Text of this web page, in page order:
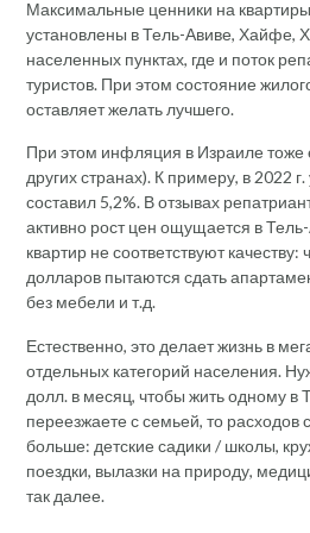
Максимальные ценники на
установлены в Тель-Авиве, Хайфе,
населенных пунктах, где и поток
туристов. При этом состояние
оставляет желать лучшего.
При этом инфляция в Израиле тоже
других странах). К примеру, в 2022
составил 5,2%. В отзывах
активно рост цен ощущается в
квартир не соответствуют качеству:
долларов пытаются сдать
без мебели и т.д.
Естественно, это делает жизнь в
отдельных категорий населения.
долл. в месяц, чтобы жить одному в
переезжаете с семьей, то расходов
больше: детские садики / школы,
поездки, вылазки на природу,
так далее.